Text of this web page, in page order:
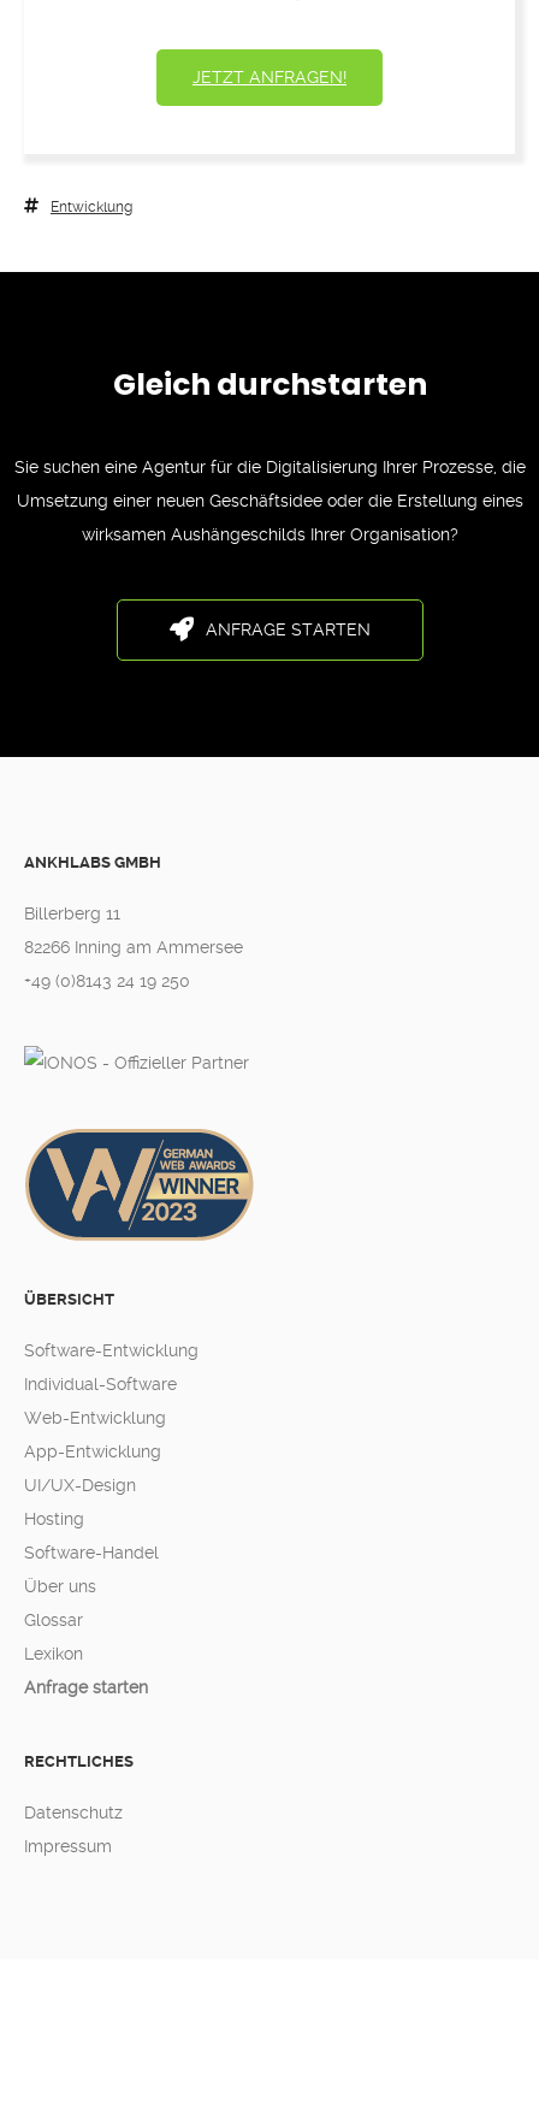
JETZT ANFRAGEN!
Entwicklung
Gleich durchstarten
Sie suchen eine Agentur für die Digitalisierung Ihrer Prozesse, die
Umsetzung einer neuen Geschäftsidee oder die Erstellung eines
wirksamen Aushängeschilds Ihrer Organisation?
ANFRAGE STARTEN
ANKHLABS GMBH
Billerberg 11
82266 Inning am Ammersee
+49 (0)8143 24 19 250
ÜBERSICHT
Software-Entwicklung
Individual-Software
Web-Entwicklung
App-Entwicklung
UI/UX-Design
Hosting
Software-Handel
Über uns
Glossar
Lexikon
Anfrage starten
RECHTLICHES
Datenschutz
Impressum